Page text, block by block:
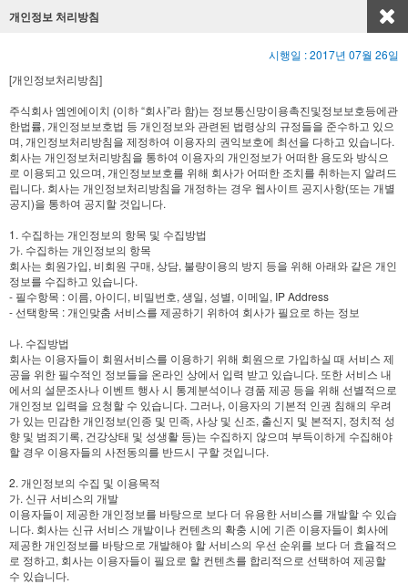
개인정보 처리방침
시행일 : 2017년 07월 26일
[개인정보처리방침]
주식회사 엠엔에이치 (이하 “회사”라 함)는 정보통신망이용촉진및정보보호등에관
한법률, 개인정보보호법 등 개인정보와 관련된 법령상의 규정들을 준수하고 있으
며, 개인정보처리방침을 제정하여 이용자의 권익보호에 최선을 다하고 있습니다.
회사는 개인정보처리방침을 통하여 이용자의 개인정보가 어떠한 용도와 방식으
로 이용되고 있으며, 개인정보보호를 위해 회사가 어떠한 조치를 취하는지 알려드
립니다. 회사는 개인정보처리방침을 개정하는 경우 웹사이트 공지사항(또는 개별
공지)을 통하여 공지할 것입니다.
1. 수집하는 개인정보의 항목 및 수집방법
가. 수집하는 개인정보의 항목
회사는 회원가입, 비회원 구매, 상담, 불량이용의 방지 등을 위해 아래와 같은 개인
정보를 수집하고 있습니다.
- 필수항목 : 이름, 아이디, 비밀번호, 생일, 성별, 이메일, IP Address
- 선택항목 : 개인맞춤 서비스를 제공하기 위하여 회사가 필요로 하는 정보
나. 수집방법
회사는 이용자들이 회원서비스를 이용하기 위해 회원으로 가입하실 때 서비스 제
공을 위한 필수적인 정보들을 온라인 상에서 입력 받고 있습니다. 또한 서비스 내
에서의 설문조사나 이벤트 행사 시 통계분석이나 경품 제공 등을 위해 선별적으로
개인정보 입력을 요청할 수 있습니다. 그러나, 이용자의 기본적 인권 침해의 우려
가 있는 민감한 개인정보(인종 및 민족, 사상 및 신조, 출신지 및 본적지, 정치적 성
향 및 범죄기록, 건강상태 및 성생활 등)는 수집하지 않으며 부득이하게 수집해야
할 경우 이용자들의 사전동의를 반드시 구할 것입니다.
2. 개인정보의 수집 및 이용목적
가. 신규 서비스의 개발
이용자들이 제공한 개인정보를 바탕으로 보다 더 유용한 서비스를 개발할 수 있습
니다. 회사는 신규 서비스 개발이나 컨텐츠의 확충 시에 기존 이용자들이 회사에
제공한 개인정보를 바탕으로 개발해야 할 서비스의 우선 순위를 보다 더 효율적으
로 정하고, 회사는 이용자들이 필요로 할 컨텐츠를 합리적으로 선택하여 제공할
수 있습니다.